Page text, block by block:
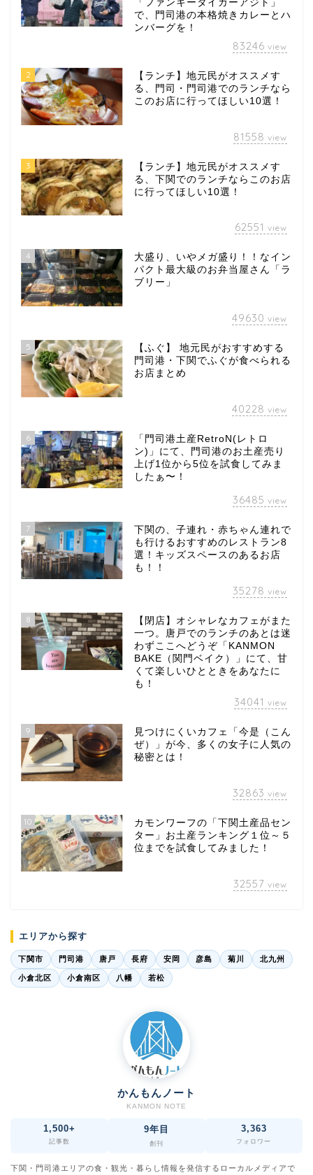
「ファンキータイガーアジト」
で、門司港の本格焼きカレーとハ
ンバーグを！
83246 view
2
【ランチ】地元民がオススメす
る、門司・門司港でのランチなら
このお店に行ってほしい10選！
81558 view
3
【ランチ】地元民がオススメす
る、下関でのランチならこのお店
に行ってほしい10選！
62551 view
4
大盛り、いやメガ盛り！！なイン
パクト最大級のお弁当屋さん「ラ
ブリー」
49630 view
5
【ふぐ】 地元民がおすすめする
門司港・下関でふぐが食べられる
お店まとめ
40228 view
6
「門司港土産RetroN(レトロ
ン)」にて、門司港のお土産売り
上げ1位から5位を試食してみま
したぁ〜！
36485 view
7
下関の、子連れ・赤ちゃん連れで
も行けるおすすめのレストラン8
選！キッズスペースのあるお店
も！！
35278 view
8
【閉店】オシャレなカフェがまた
一つ。唐戸でのランチのあとは迷
わずここへどうぞ「KANMON
BAKE（関門ベイク）」にて、甘
くて楽しいひとときをあなたに
も！
34041 view
9
見つけにくいカフェ「今是（こん
ぜ）」が今、多くの女子に人気の
秘密とは！
32863 view
10
カモンワーフの「下関土産品セン
ター」お土産ランキング１位～５
位までを試食してみました！
32557 view
エリアから探す
下関市 門司港 唐戸 長府 安岡 彦島 菊川 北九州
小倉北区 小倉南区 八幡 若松
かんもんノート
KANMON NOTE
1,500+
記事数
9年目
創刊
3,363
フォロワー
下関・門司港エリアの食・観光・暮らし情報を発信するローカルメディアで